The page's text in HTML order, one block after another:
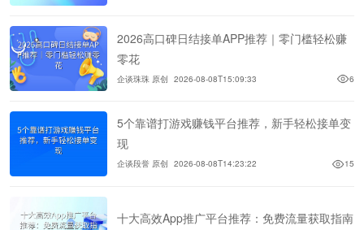
2026高口碑日结接单APP推荐｜零门槛轻松赚
零花
企谈珠珠 原创 2026-08-08T15:09:33 6
5个靠谱打游戏赚钱平台推荐，新手轻松接单变
现
企谈段誉 原创 2026-08-08T14:23:22 15
十大高效App推广平台推荐：免费流量获取指南